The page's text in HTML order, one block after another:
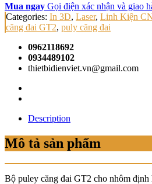
Mua ngay Gọi điện xác nhận và giao
Categories: In 3D, Laser, Linh Kiện
căng đai GT2, puly căng đai
0962118692
0934489102
thietbidienviet.vn@gmail.com
Description
Mô tả sản phẩm
Bộ puley căng đai GT2 cho nhôm định